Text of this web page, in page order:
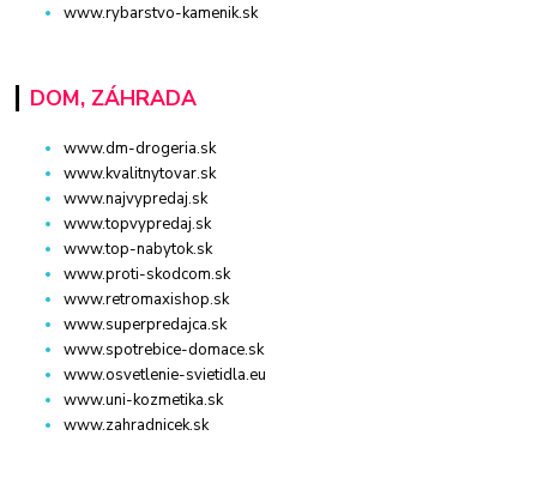
www.rybarstvo-kamenik.sk
DOM, ZÁHRADA
www.dm-drogeria.sk
www.kvalitnytovar.sk
www.najvypredaj.sk
www.topvypredaj.sk
www.top-nabytok.sk
www.proti-skodcom.sk
www.retromaxishop.sk
www.superpredajca.sk
www.spotrebice-domace.sk
www.osvetlenie-svietidla.eu
www.uni-kozmetika.sk
www.zahradnicek.sk